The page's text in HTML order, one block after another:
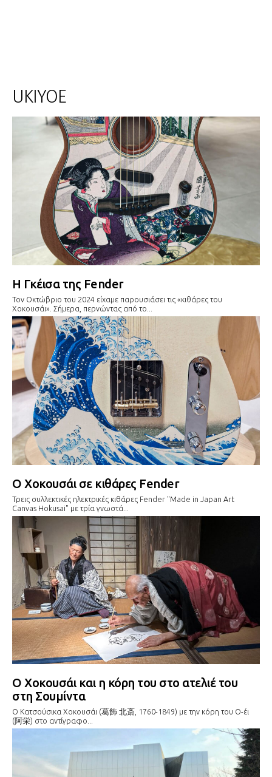
UKIYOE
Η Γκέισα της Fender
Τον Οκτώβριο του 2024 είχαμε παρουσιάσει τις «κιθάρες του
Χοκουσάι». Σήμερα, περνώντας από το...
Ο Χοκουσάι σε κιθάρες Fender
Τρεις συλλεκτικές ηλεκτρικές κιθάρες Fender "Made in Japan Art
Canvas Hokusai" με τρία γνωστά...
Ο Χοκουσάι και η κόρη του στο ατελιέ του
στη Σουμίντα
Ο Κατσούσικα Χοκουσάι (葛飾 北斎, 1760-1849) με την κόρη του Ο-έι
(阿栄) στο αντίγραφο...